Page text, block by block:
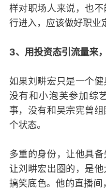
样对职场人来说，也
行进入，应该做好职业
3、 用投资态引流量来
如果刘畊宏只是一个健
没有和小泡芙参加综
事，没有和吴宗宪曾
个状态。
多重的身份，让他具
让刘畊宏出圈的，是
搞笑底色。他的直播